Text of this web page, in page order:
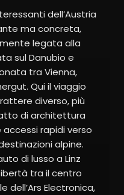
dell’Austria
ma concreta,
legata alla
sul Danubio e
tra Vienna,
Qui il viaggio
diverso, più
di architettura
rapidi verso
alpine.
di lusso a Linz
tra il centro
dell’Ars Electronica,